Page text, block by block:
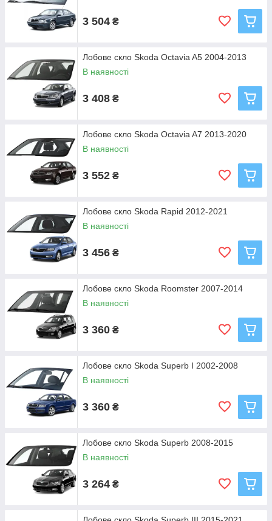
3 504 ₴
Лобове скло Skoda Octavia A5 2004-2013
В наявності
3 408 ₴
Лобове скло Skoda Octavia A7 2013-2020
В наявності
3 552 ₴
Лобове скло Skoda Rapid 2012-2021
В наявності
3 456 ₴
Лобове скло Skoda Roomster 2007-2014
В наявності
3 360 ₴
Лобове скло Skoda Superb I 2002-2008
В наявності
3 360 ₴
Лобове скло Skoda Superb 2008-2015
В наявності
3 264 ₴